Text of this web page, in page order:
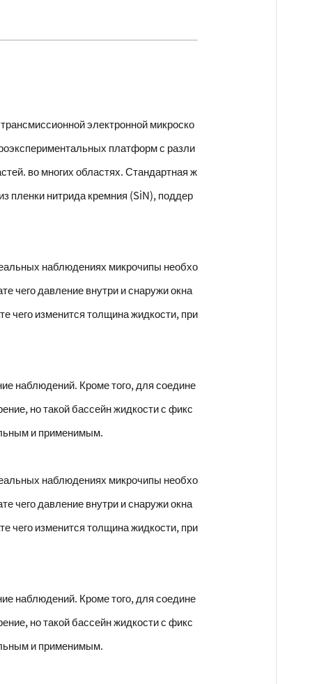
электронной микроско
платформ с разли
во многих областях. Стандартная ж
пленки нитрида кремния (SiN), поддер
наблюдениях микрочипы необхо
чего давление внутри и снаружи окна
чего изменится толщина жидкости, при
наблюдений. Кроме того, для соедине
но такой бассейн жидкости с фикс
и применимым.
наблюдениях микрочипы необхо
чего давление внутри и снаружи окна
чего изменится толщина жидкости, при
наблюдений. Кроме того, для соедине
но такой бассейн жидкости с фикс
и применимым.